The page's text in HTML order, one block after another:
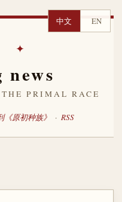
中文 EN
✦
PRIMAL RACE
《原初种族》 · RSS